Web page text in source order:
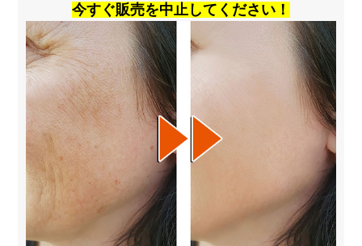
今すぐ販売を中止してください！